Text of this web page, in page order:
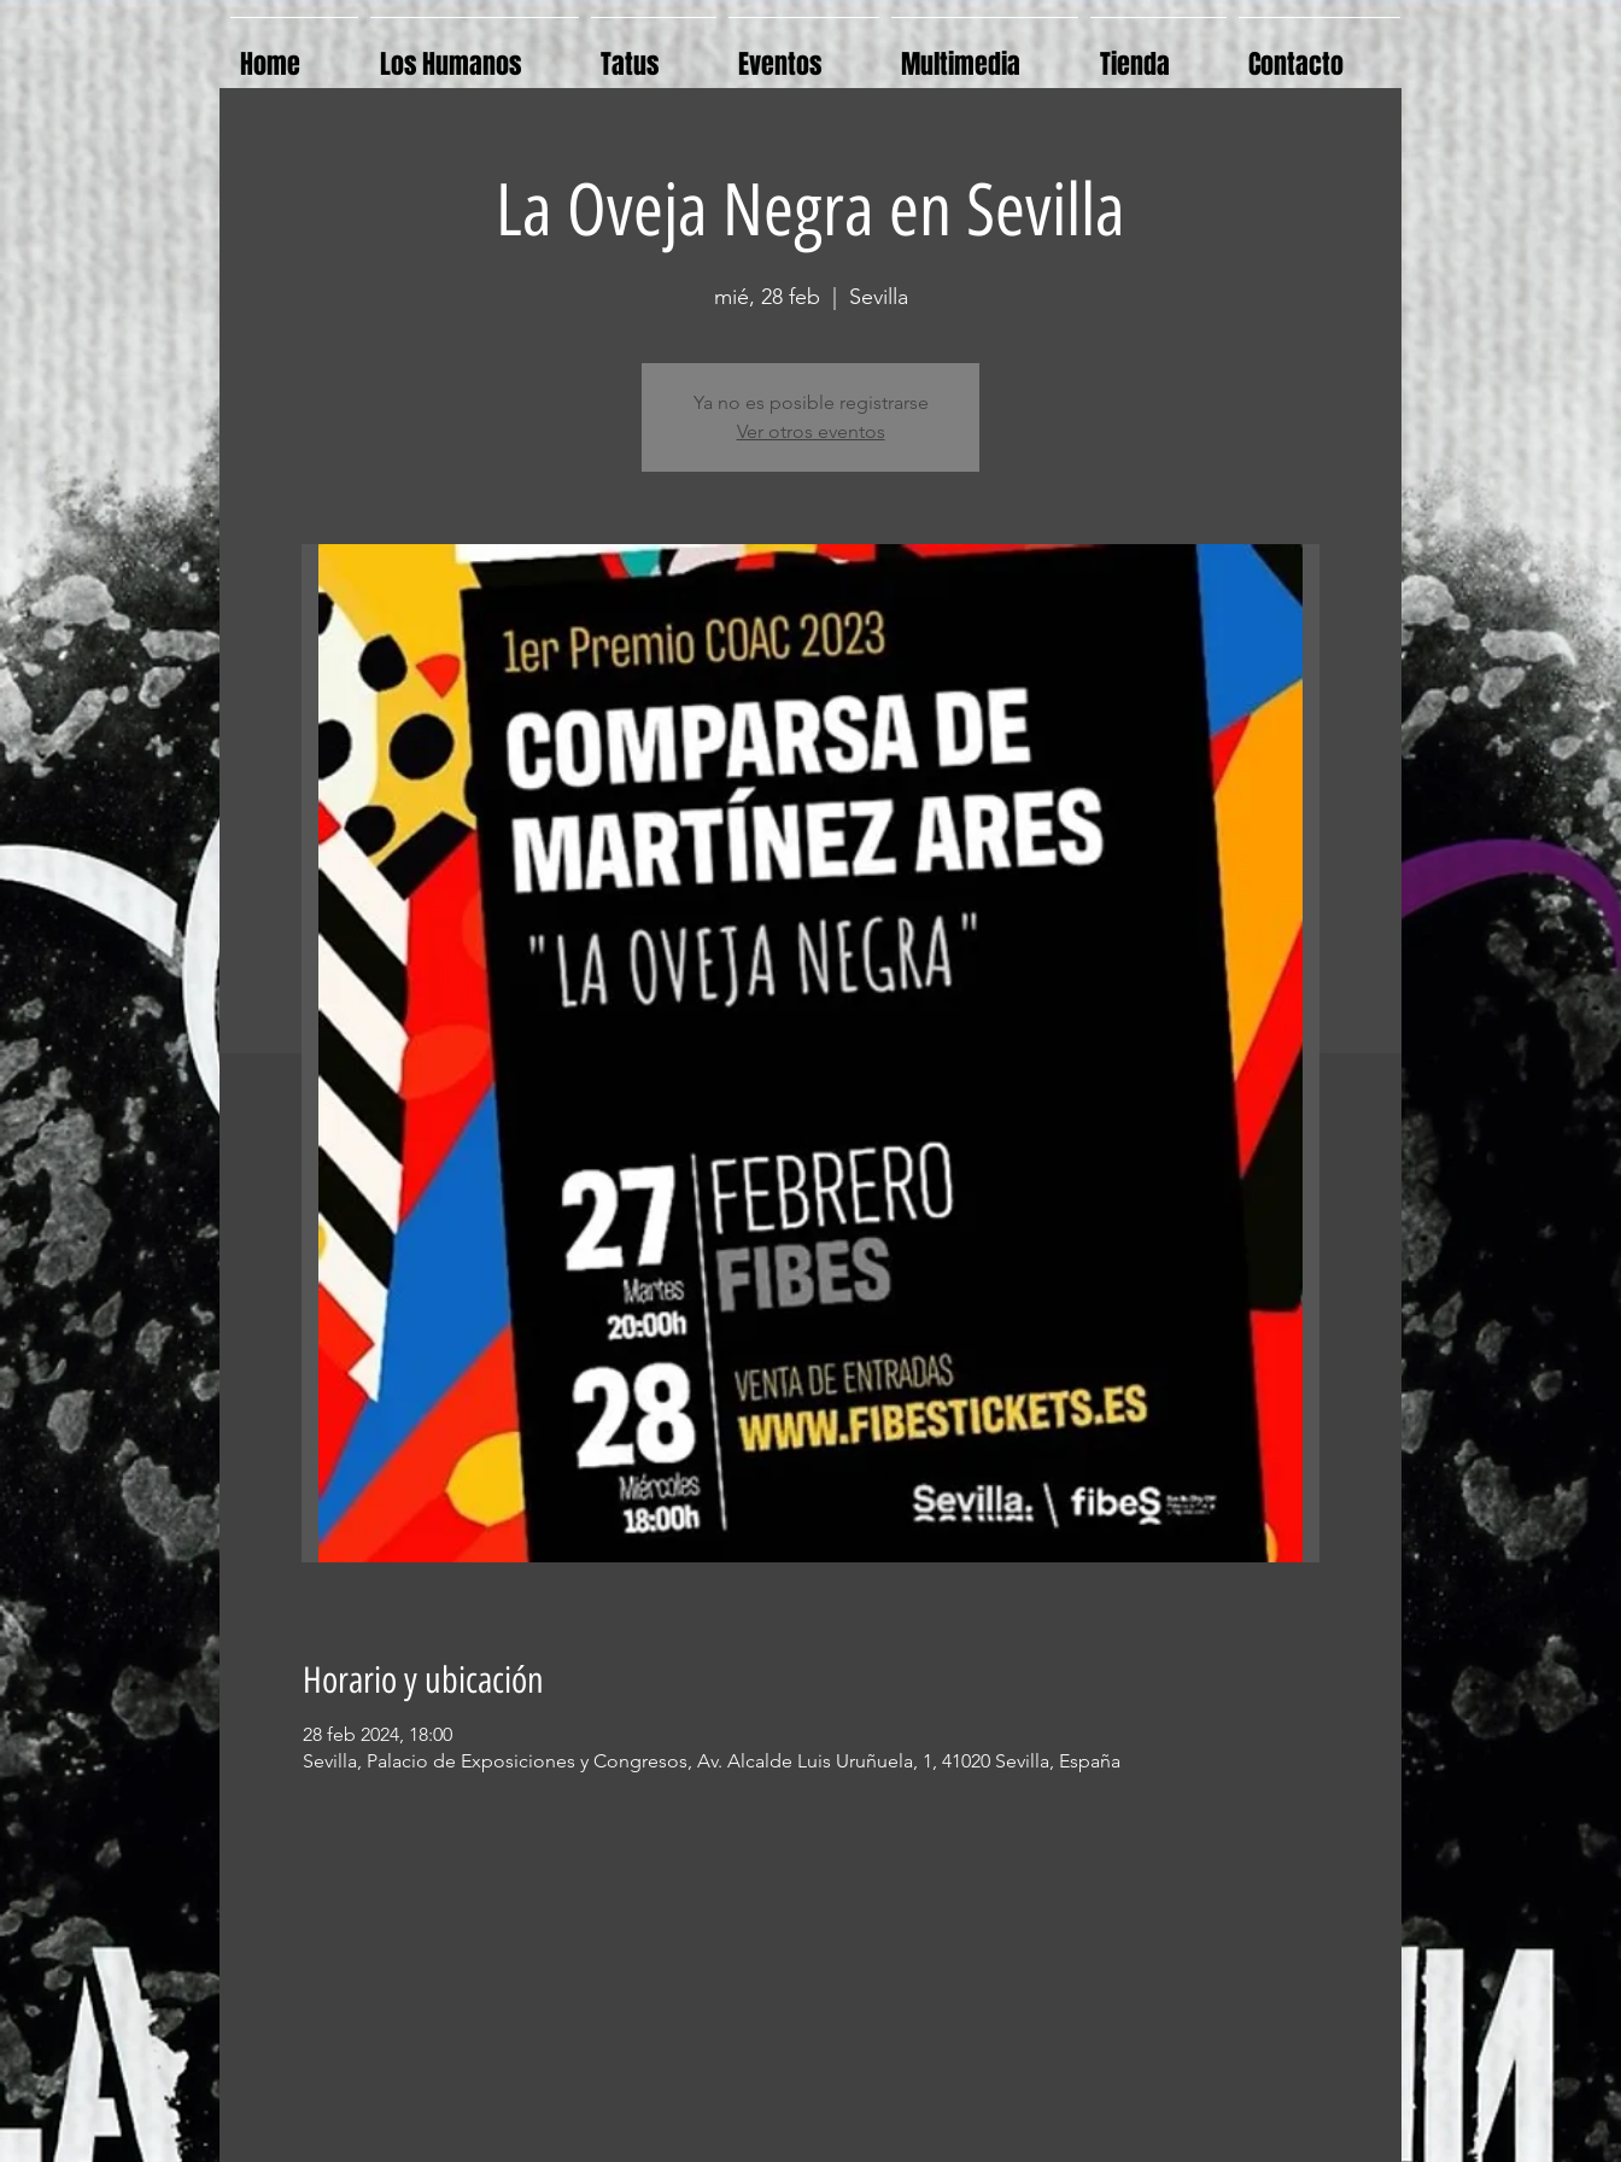
Home Los Humanos Tatus Eventos Multimedia Tienda Contacto
La Oveja Negra en Sevilla
mié, 28 feb Sevilla
Ya no es posible registrarse
Ver otros eventos
Horario y ubicación
28 feb 2024, 18:00
Sevilla, Palacio de Exposiciones y Congresos, Av. Alcalde Luis Uruñuela, 1, 41020 Sevilla, España